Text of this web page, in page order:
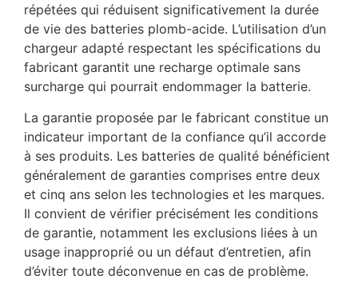
répétées qui réduisent significativement la durée
de vie des batteries plomb-acide. L’utilisation d’un
chargeur adapté respectant les spécifications du
fabricant garantit une recharge optimale sans
surcharge qui pourrait endommager la batterie.
La garantie proposée par le fabricant constitue un
indicateur important de la confiance qu’il accorde
à ses produits. Les batteries de qualité bénéficient
généralement de garanties comprises entre deux
et cinq ans selon les technologies et les marques.
Il convient de vérifier précisément les conditions
de garantie, notamment les exclusions liées à un
usage inapproprié ou un défaut d’entretien, afin
d’éviter toute déconvenue en cas de problème.